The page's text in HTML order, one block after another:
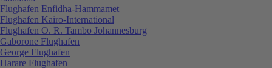
Flughafen Enfidha-Hammamet
Flughafen Kairo-International
Flughafen O. R. Tambo Johannesburg
Gaborone Flughafen
George Flughafen
Harare Flughafen